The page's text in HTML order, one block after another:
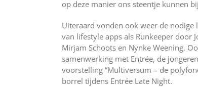
op deze manier ons steentje kunnen
Uiteraard vonden ook weer de nodige
van lifestyle apps als Runkeeper door
Mirjam Schoots en Nynke Weening.
samenwerking met Entrée, de
voorstelling “Multiversum – de
borrel tijdens Entrée Late Night.